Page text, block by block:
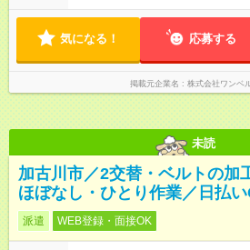
気になる！ 応募する
掲載元企業名 株式会社ワンベ
未読
加古川市／2交替・ベルトの加
ほぼなし・ひとり作業／日払
派遣 WEB登録・面接OK